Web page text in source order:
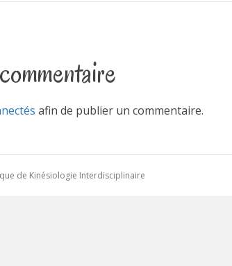
afin de publier un commentaire.
de Kinésiologie Interdisciplinaire